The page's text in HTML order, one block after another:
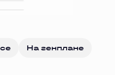
На генплане